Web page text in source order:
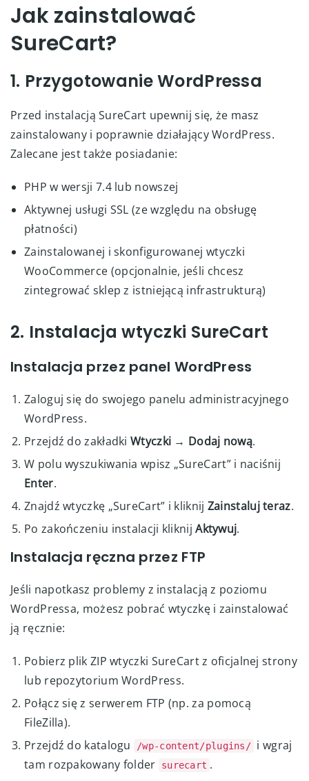
Jak zainstalować
SureCart?
1. Przygotowanie WordPressa
Przed instalacją SureCart upewnij się, że masz
zainstalowany i poprawnie działający WordPress.
Zalecane jest także posiadanie:
PHP w wersji 7.4 lub nowszej
Aktywnej usługi SSL (ze względu na obsługę
płatności)
Zainstalowanej i skonfigurowanej wtyczki
WooCommerce (opcjonalnie, jeśli chcesz
zintegrować sklep z istniejącą infrastrukturą)
2. Instalacja wtyczki SureCart
Instalacja przez panel WordPress
Zaloguj się do swojego panelu administracyjnego
WordPress.
Przejdź do zakładki Wtyczki → Dodaj nową.
W polu wyszukiwania wpisz „SureCart” i naciśnij
Enter.
Znajdź wtyczkę „SureCart” i kliknij Zainstaluj teraz.
Po zakończeniu instalacji kliknijAktywuj.
Instalacja ręczna przez FTP
Jeśli napotkasz problemy z instalacją z poziomu
WordPressa, możesz pobrać wtyczkę i zainstalować
ją ręcznie:
Pobierz plik ZIP wtyczki SureCart z oficjalnej strony
lub repozytorium WordPress.
Połącz się z serwerem FTP (np. za pomocą
FileZilla).
Przejdź do katalogu
/wp-content/plugins/ i wgraj
tam rozpakowany folder
surecart .